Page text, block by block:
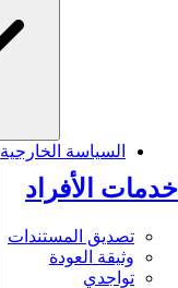
خدمات الأفراد
تصديق المستندات
وثيقة العودة
تواجدي
السياسة الخارجية